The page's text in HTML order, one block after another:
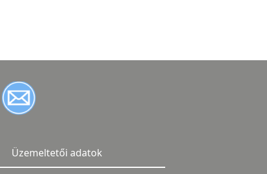
Üzemeltetői adatok